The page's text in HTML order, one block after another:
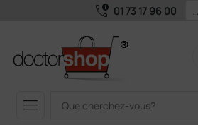
call_quality 01 73 17 96 00
menu